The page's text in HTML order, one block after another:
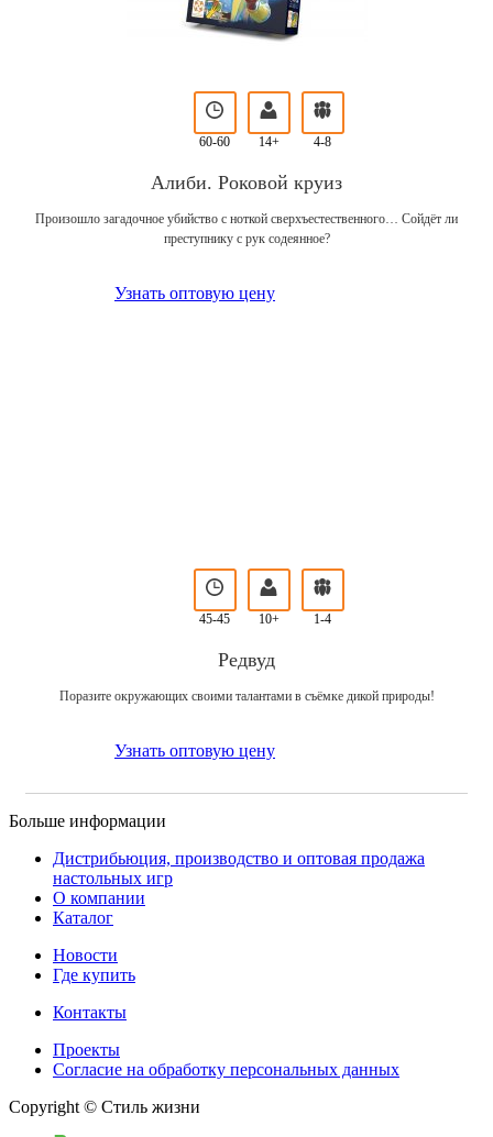
60-60 14+ 4-8
Алиби. Роковой круиз
Произошло загадочное убийство с ноткой сверхъестественного… Сойдёт ли
преступнику с рук содеянное?
Узнать оптовую цену
45-45 10+ 1-4
Редвуд
Поразите окружающих своими талантами в съёмке дикой природы!
Узнать оптовую цену
Больше информации
Дистрибьюция, производство и оптовая продажа
настольных игр
О компании
Каталог
Новости
Где купить
Контакты
Проекты
Cогласие на обработку персональных данных
Copyright © Стиль жизни